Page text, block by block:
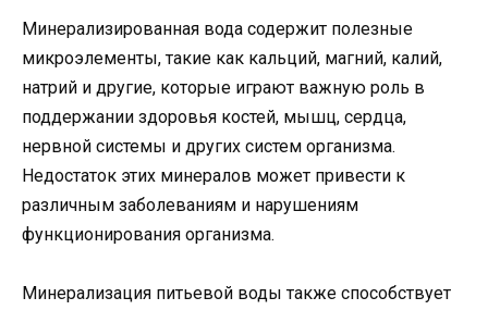
Минерализированная вода содержит полезные
микроэлементы, такие как кальций, магний, калий,
натрий и другие, которые играют важную роль в
поддержании здоровья костей, мышц, сердца,
нервной системы и других систем организма.
Недостаток этих минералов может привести к
различным заболеваниям и нарушениям
функционирования организма.
Минерализация питьевой воды также способствует